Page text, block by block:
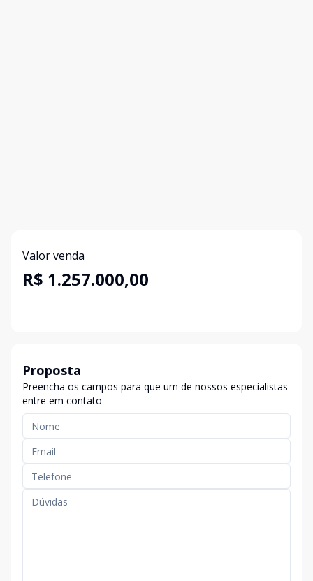
Valor venda
R$ 1.257.000,00
Proposta
Preencha os campos para que um de nossos especialistas
entre em contato